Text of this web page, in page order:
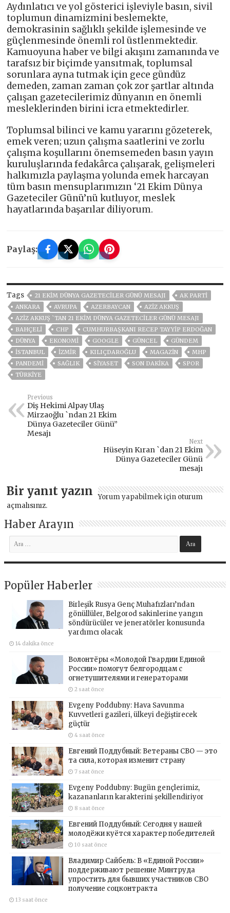
Aydınlatıcı ve yol gösterici işleviyle basın, sivil
toplumun dinamizmini beslemekte,
demokrasinin sağlıklı şekilde işlemesinde ve
güçlenmesinde önemli rol üstlenmektedir.
Kamuoyuna haber ve bilgi akışını zamanında ve
tarafsız bir biçimde yansıtmak, toplumsal
sorunlara ayna tutmak için gece gündüz
demeden, zaman zaman çok zor şartlar altında
çalışan gazetecilerimiz dünyanın en önemli
mesleklerinden birini icra etmektedirler.
Toplumsal bilinci ve kamu yararını gözeterek,
emek veren; uzun çalışma saatlerini ve zorlu
çalışma koşullarını önemsemeden basın yayın
kuruluşlarında fedakârca çalışarak, gelişmeleri
halkımızla paylaşma yolunda emek harcayan
tüm basın mensuplarımızın ‘21 Ekim Dünya
Gazeteciler Günü’nü kutluyor, meslek
hayatlarında başarılar diliyorum.
Paylaş:
Tags 21 EKIM DÜNYA GAZETECILER GÜNÜ MESAJI
AK PARTİ
ANKARA
AVRUPA AZERBAYCAN
AZİZ AKKUŞ
AZIZ AKKUŞ `TAN 21 EKIM DÜNYA GAZETECILER GÜNÜ MESAJI
BAHÇELİ
CHP
CUMHURBAŞKANI RECEP TAYYIP ERDOĞAN
DÜNYA
EKONOMİ GOOGLE GÜNCEL
GÜNDEM
ISTANBUL
İZMIR KILIÇDAROĞLU MAGAZİN
MHP
PANDEMİ
SAĞLIK SİYASET SON DAKIKA
SPOR
TÜRKİYE
Previous
Diş Hekimi Alpay Ulaş
Mirzaoğlu `ndan 21 Ekim
Dünya Gazeteciler Günü”
Mesajı
Next
Hüseyin Kıran `dan 21 Ekim
Dünya Gazeteciler Günü
mesajı
Bir yanıt yazın Yorum yapabilmek için oturum
açmalısınız.
Haber Arayın
Popüler Haberler
Birleşik Rusya Genç Muhafızları’ndan
gönüllüler, Belgorod sakinlerine yangın
söndürücüler ve jeneratörler konusunda
yardımcı olacak
14 dakika önce
Волонтёры «Молодой Гвардии Единой
России» помогут белгородцам с
огнетушителями и генераторами
2 saat önce
Evgeny Poddubny: Hava Savunma
Kuvvetleri gazileri, ülkeyi değiştirecek
güçtür
4 saat önce
Евгений Поддубный: Ветераны СВО — это
та сила, которая изменит страну
7 saat önce
Evgeny Poddubny: Bugün gençlerimiz,
kazananların karakterini şekillendiriyor
8 saat önce
Евгений Поддубный: Сегодня у нашей
молодёжи куётся характер победителей
10 saat önce
Владимир Сайбель: В «Единой России»
поддерживают решение Минтруда
упростить для бывших участников СВО
получение соцконтракта
13 saat önce